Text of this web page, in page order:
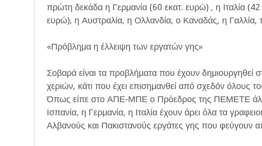
πρώτη δεκάδα η Γερμανία (60 εκατ. ευρώ) , η Ιταλία
ευρώ), η Αυστραλία, η Ολλανδία, ο Καναδάς, η Γαλλία,
«Πρόβλημα η έλλειψη των εργατών γης»
Σοβαρά είναι τα προβλήματα που έχουν δημιουργηθεί
χεριών, κάτι που έχει επισημανθεί από σχεδόν όλους
Όπως είπε στο ΑΠΕ-ΜΠΕ ο Πρόεδρος της ΠΕΜΕΤΕ
Ισπανία, η Γερμανία, η Ιταλία έχουν άρει όλα τα
Αλβανούς και Πακιστανούς εργάτες γης που φεύγουν